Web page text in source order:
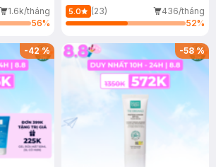
1.6k/tháng
56%
(Mới)
5.0 (23)
436/tháng
52%
-42% -58%